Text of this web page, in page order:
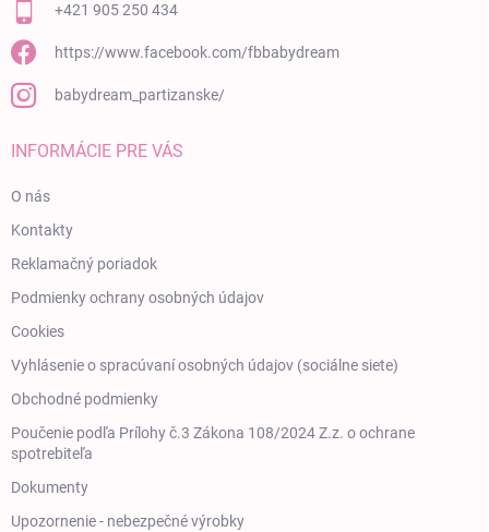
+421 905 250 434
https://www.facebook.com/fbbabydream
babydream_partizanske/
INFORMÁCIE PRE VÁS
O nás
Kontakty
Reklamačný poriadok
Podmienky ochrany osobných údajov
Cookies
Vyhlásenie o spracúvaní osobných údajov (sociálne siete)
Obchodné podmienky
Poučenie podľa Prílohy č.3 Zákona 108/2024 Z.z. o ochrane
spotrebiteľa
Dokumenty
Upozornenie - nebezpečné výrobky